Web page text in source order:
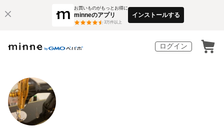
お買いものがもっとお得に
minneのアプリ
3万件以上
インストールする
ログイン